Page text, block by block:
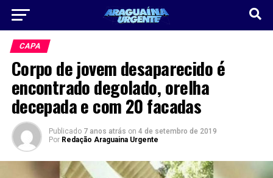
CAPA
Corpo de jovem desaparecido é
encontrado degolado, orelha
decepada e com 20 facadas
Publicado 7 anos atrás on 4 de setembro de 2019
Por Redação Araguaina Urgente